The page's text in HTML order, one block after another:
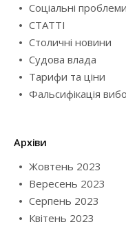
Соціальні проблеми
СТАТТІ
Столичні новини
Судова влада
Тарифи та ціни
Фальсифікація
Архіви
Жовтень 2023
Вересень 2023
Серпень 2023
Квітень 2023